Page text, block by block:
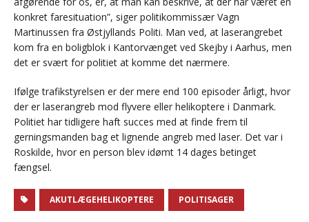
konkret faresituation”, siger politikommissær Vagn
Martinussen fra Østjyllands Politi. Man ved, at laserangrebet
kom fra en boligblok i Kantorvænget ved Skejby i Aarhus, men
det er svært for politiet at komme det nærmere.
Ifølge trafikstyrelsen er der mere end 100 episoder årligt, hvor
der er laserangreb mod flyvere eller helikoptere i Danmark.
Politiet har tidligere haft succes med at finde frem til
gerningsmanden bag et lignende angreb med laser. Det var i
Roskilde, hvor en person blev idømt 14 dages betinget
fængsel.
AKUTLÆGEHELIKOPTERE POLITISAGER